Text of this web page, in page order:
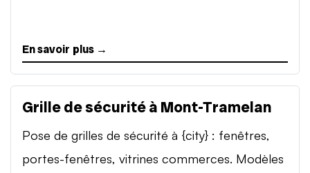
En savoir plus →
Grille de sécurité à Mont-Tramelan
Pose de grilles de sécurité à {city} : fenêtres,
portes-fenêtres, vitrines commerces. Modèles